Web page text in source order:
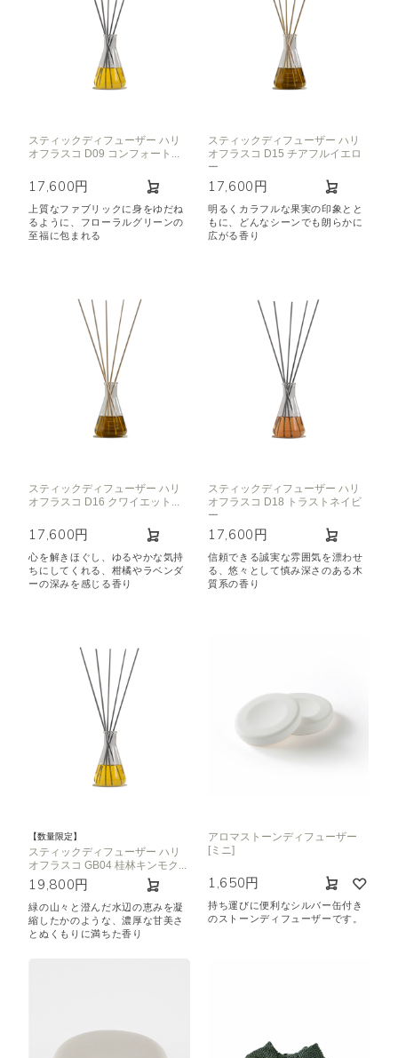
スティックディフューザー ハリ
オフラスコ D09 コンフォート...
17,600円
上質なファブリックに身をゆだね
るように、フローラルグリーンの
至福に包まれる
スティックディフューザー ハリ
オフラスコ D15 チアフルイエロ
ー
17,600円
明るくカラフルな果実の印象とと
もに、どんなシーンでも朗らかに
広がる香り
スティックディフューザー ハリ
オフラスコ D16 クワイエット...
17,600円
心を解きほぐし、ゆるやかな気持
ちにしてくれる、柑橘やラベンダ
ーの深みを感じる香り
スティックディフューザー ハリ
オフラスコ D18 トラストネイビ
ー
17,600円
信頼できる誠実な雰囲気を漂わせ
る、悠々として慎み深さのある木
質系の香り
【数量限定】
スティックディフューザー ハリ
オフラスコ GB04 桂林キンモク...
19,800円
緑の山々と澄んだ水辺の恵みを凝
縮したかのような、濃厚な甘美さ
とぬくもりに満ちた香り
アロマストーンディフューザー
[ミニ]
1,650円
持ち運びに便利なシルバー缶付き
のストーンディフューザーです。